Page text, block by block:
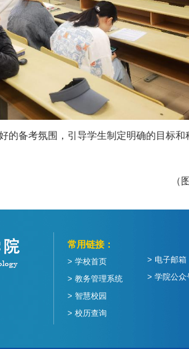
备考氛围，引导学生制定明确的目标
（
> 电子邮箱
> 学院公众
常用链接：
> 学校首页
> 教务管理系统
> 智慧校园
> 校历查询